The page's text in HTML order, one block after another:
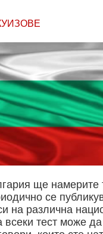
ще намерите
се
на различна
тест може